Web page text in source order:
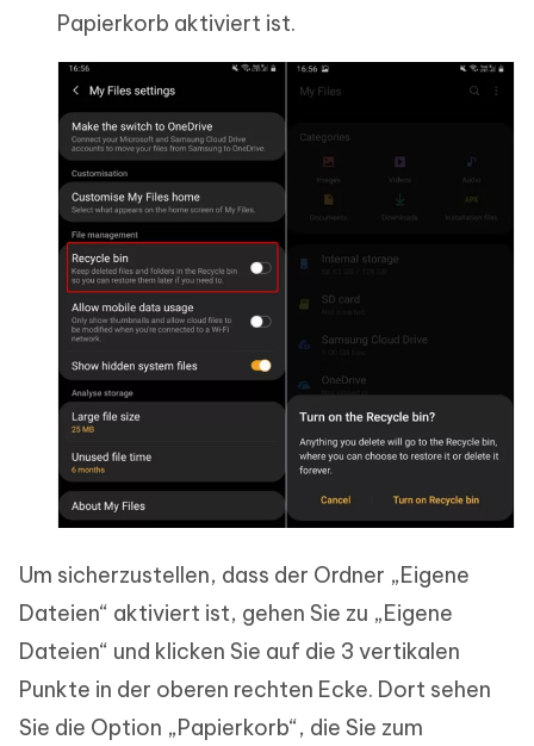
Papierkorb aktiviert ist.
Um sicherzustellen, dass der Ordner „Eigene
Dateien“ aktiviert ist, gehen Sie zu „Eigene
Dateien“ und klicken Sie auf die 3 vertikalen
Punkte in der oberen rechten Ecke. Dort sehen
Sie die Option „Papierkorb“, die Sie zum